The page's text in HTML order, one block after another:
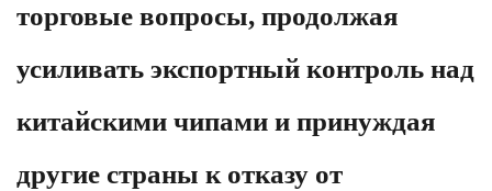
торговые вопросы, продолжая
усиливать экспортный контроль над
китайскими чипами и принуждая
другие страны к отказу от